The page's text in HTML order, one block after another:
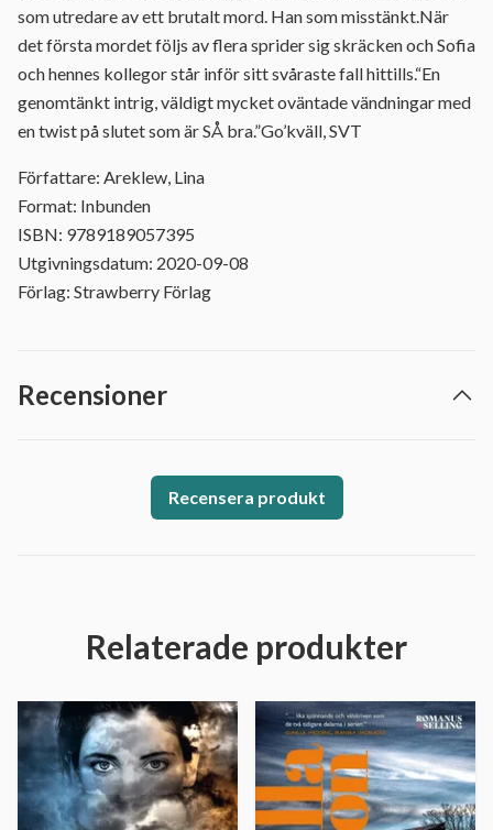
som utredare av ett brutalt mord. Han som misstänkt.När
det första mordet följs av flera sprider sig skräcken och Sofia
och hennes kollegor står inför sitt svåraste fall hittills.“En
genomtänkt intrig, väldigt mycket oväntade vändningar med
en twist på slutet som är SÅ bra.”Go’kväll, SVT
Författare: Areklew, Lina
Format: Inbunden
ISBN: 9789189057395
Utgivningsdatum: 2020-09-08
Förlag: Strawberry Förlag
Recensioner
Recensera produkt
Relaterade produkter